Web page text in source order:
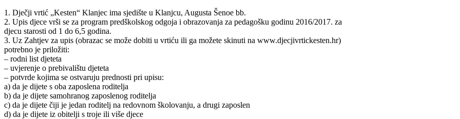
1. Dječji vrtić „Kesten“ Klanjec ima sjedište u Klanjcu, Augusta Šenoe bb.
2. Upis djece vrši se za program predškolskog odgoja i obrazovanja za pedagošku godinu 2016/2017. za
djecu starosti od 1 do 6,5 godina.
3. Uz Zahtjev za upis (obrazac se može dobiti u vrtiću ili ga možete skinuti na www.djecjivrtickesten.hr)
potrebno je priložiti:
– rodni list djeteta
– uvjerenje o prebivalištu djeteta
– potvrde kojima se ostvaruju prednosti pri upisu:
a) da je dijete s oba zaposlena roditelja
b) da je dijete samohranog zaposlenog roditelja
c) da je dijete čiji je jedan roditelj na redovnom školovanju, a drugi zaposlen
d) da je dijete iz obitelji s troje ili više djece